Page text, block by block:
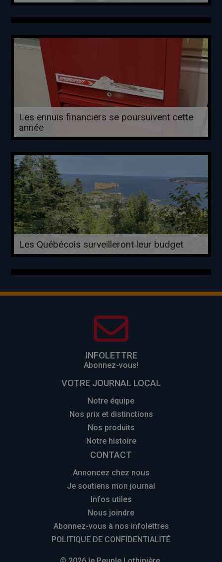
Les ennuis financiers se poursuivent cette
année
Les Québécois surveilleront leur budget
INFOLETTRE
Abonnez-vous!
VOTRE JOURNAL LOCAL
Notre équipe
Nos prix et distinctions
Nos produits
Notre histoire
CONTACT
Annoncez chez nous
Je soutiens mon journal
Infos utiles
Nous joindre
Abonnez-vous à nos infolettres
POLITIQUE DE CONFIDENTIALITÉ